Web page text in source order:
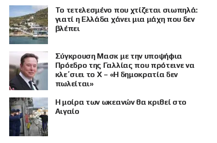
Το τετελεσμένο που χτίζεται σιωπηλά:
γιατί η Ελλάδα χάνει μια μάχη που δεν
βλέπει
Σύγκρουση Μασκ με την υποψήφια
Πρόεδρο της Γαλλίας που πρότεινε να
κλε΄σιει το X – «Η δημοκρατία δεν
πωλείται»
Η μοίρα των ωκεανών θα κριθεί στο
Αιγαίο